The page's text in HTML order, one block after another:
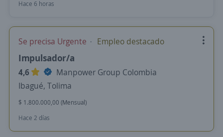
Hace 6 horas
Se precisa Urgente Empleo destacado
Impulsador/a
4,6
Manpower Group Colombia
Ibagué, Tolima
$ 1.800.000,00 (Mensual)
Hace 2 días